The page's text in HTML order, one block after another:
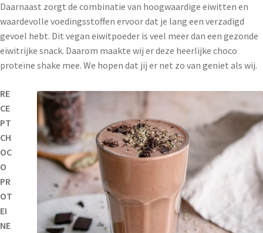
Daarnaast zorgt de combinatie van hoogwaardige eiwitten en
waardevolle voedingsstoffen ervoor dat je lang een verzadigd
gevoel hebt. Dit vegan eiwitpoeder is veel meer dan een gezonde
eiwitrijke snack. Daarom maakte wij er deze heerlijke choco
proteïne shake mee. We hopen dat jij er net zo van geniet als wij.
RE
CE
PT
CH
OC
O
PR
OT
EI
NE